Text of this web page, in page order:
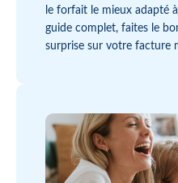
le forfait le mieux adapté
guide complet, faites le
surprise sur votre facture